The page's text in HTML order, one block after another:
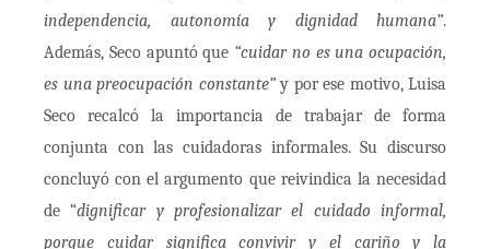
independencia, autonomía y dignidad humana”.
Además, Seco apuntó que “cuidar no es una ocupación,
es una preocupación constante”y por ese motivo, Luisa
Seco recalcó la importancia de trabajar de forma
conjunta con las cuidadoras informales. Su discurso
concluyó con el argumento que reivindica la necesidad
de “dignificar y profesionalizar el cuidado informal,
porque cuidar significa convivir y el cariño y la